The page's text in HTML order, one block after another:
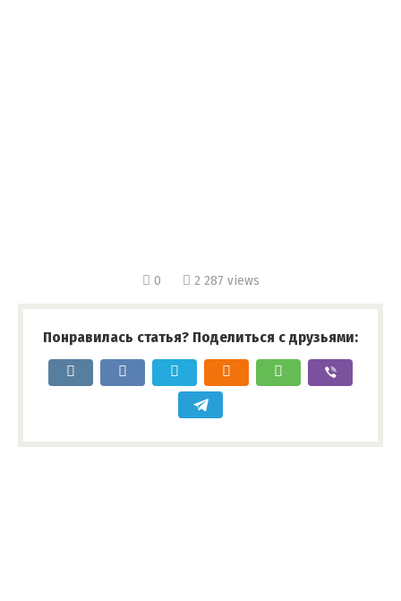
0 2 287 views
Понравилась статья? Поделиться с друзьями: